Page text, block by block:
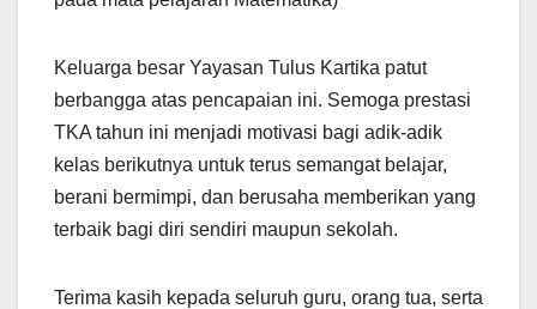
Keluarga besar Yayasan Tulus Kartika patut
berbangga atas pencapaian ini. Semoga prestasi
TKA tahun ini menjadi motivasi bagi adik-adik
kelas berikutnya untuk terus semangat belajar,
berani bermimpi, dan berusaha memberikan yang
terbaik bagi diri sendiri maupun sekolah.
Terima kasih kepada seluruh guru, orang tua, serta